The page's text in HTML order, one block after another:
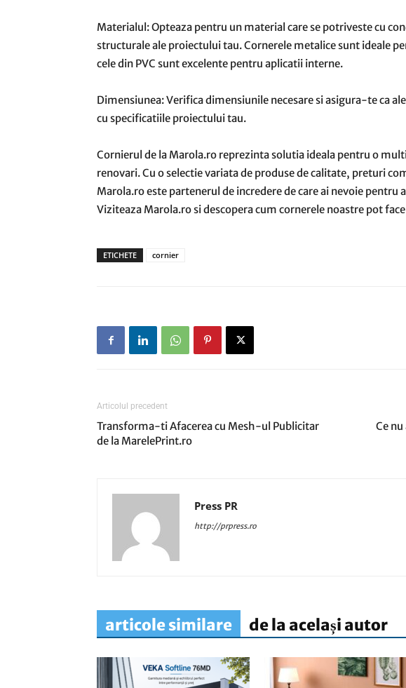
Materialul: Opteaza pentru un material care se potriveste cu
structurale ale proiectului tau. Cornerele metalice sunt ideale
cele din PVC sunt excelente pentru aplicatii interne.
Dimensiunea: Verifica dimensiunile necesare si asigura-te ca
cu specificatiile proiectului tau.
Cornierul de la Marola.ro reprezinta solutia ideala pentru o
renovari. Cu o selectie variata de produse de calitate, preturi
Marola.ro este partenerul de incredere de care ai nevoie pentru
Viziteaza Marola.ro si descopera cum cornerele noastre pot
ETICHETE cornier
Articolul precedent
Transforma-ti Afacerea cu Mesh-ul Publicitar
de la MarelePrint.ro
Ce
Press PR
http://prpress.ro
articole similare de la același autor